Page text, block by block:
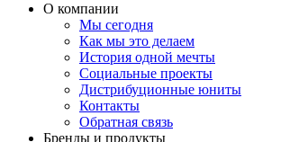
О компании
Мы сегодня
Как мы это делаем
История одной мечты
Социальные проекты
Дистрибуционные юниты
Контакты
Обратная связь
Бренды и продукты